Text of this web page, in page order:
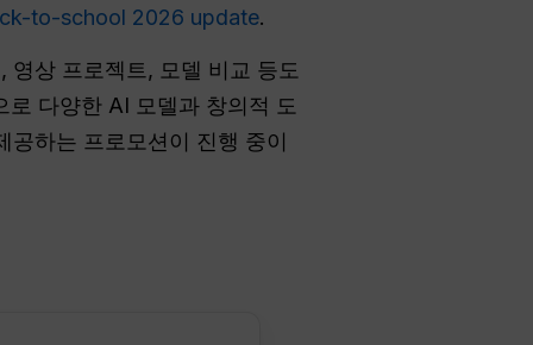
to-school 2026 update.
영상 프로젝트, 모델 비교 등도
다양한 AI 모델과 창의적 도
하는 프로모션이 진행 중이